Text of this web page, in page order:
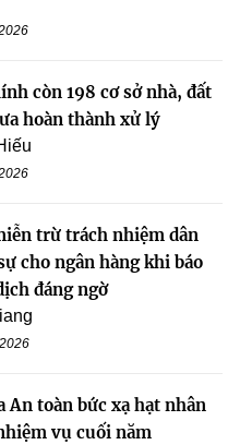
còn 198 cơ sở nhà, đất
hoàn thành xử lý
trừ trách nhiệm dân
cho ngân hàng khi báo
đáng ngờ
An toàn bức xạ hạt nhân
vụ cuối năm